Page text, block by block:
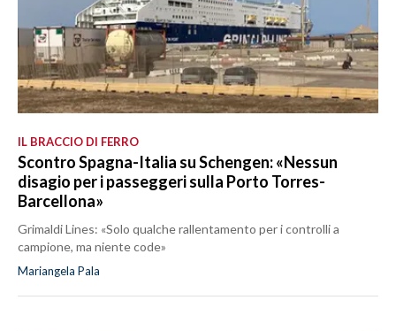
IL BRACCIO DI FERRO
Scontro Spagna-Italia su Schengen: «Nessun
disagio per i passeggeri sulla Porto Torres-
Barcellona»
Grimaldi Lines: «Solo qualche rallentamento per i controlli a
campione, ma niente code»
Mariangela Pala